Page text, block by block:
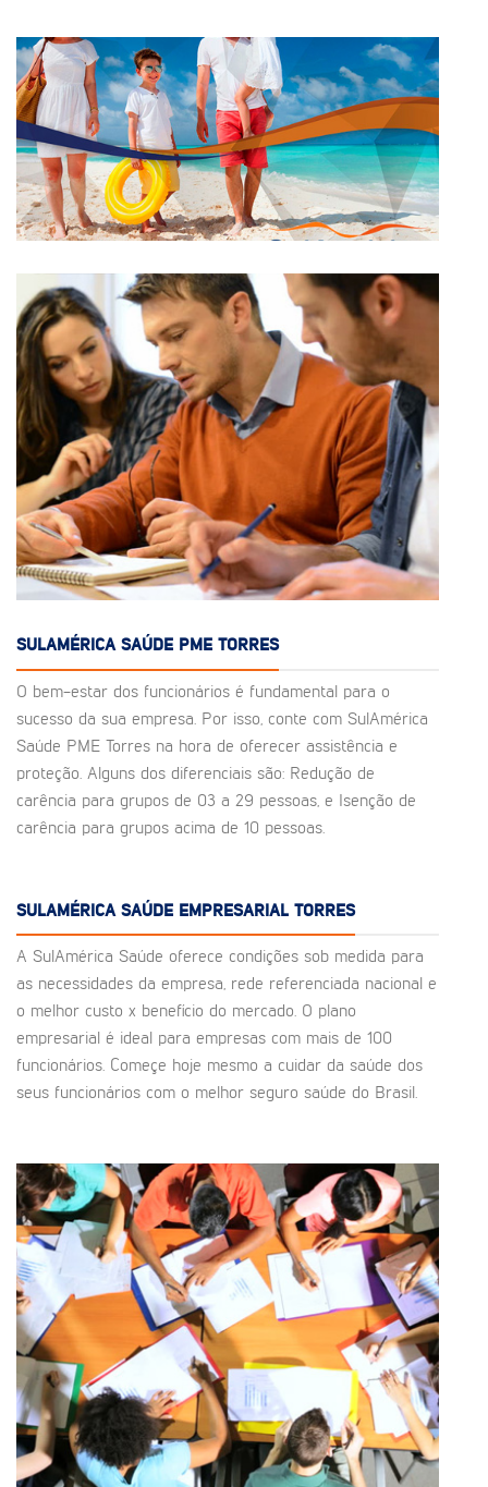
SULAMÉRICA SAÚDE PME TORRES
O bem-estar dos funcionários é fundamental para o
sucesso da sua empresa. Por isso, conte com SulAmérica
Saúde PME Torres na hora de oferecer assistência e
proteção. Alguns dos diferenciais são: Redução de
carência para grupos de 03 a 29 pessoas, e Isenção de
carência para grupos acima de 10 pessoas.
SULAMÉRICA SAÚDE EMPRESARIAL TORRES
A SulAmérica Saúde oferece condições sob medida para
as necessidades da empresa, rede referenciada nacional e
o melhor custo x benefício do mercado. O plano
empresarial é ideal para empresas com mais de 100
funcionários. Começe hoje mesmo a cuidar da saúde dos
seus funcionários com o melhor seguro saúde do Brasil.